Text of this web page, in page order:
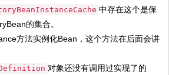
中存在这个是保
的集合。
方法实例化Bean，这个方法在后面会讲
对象还没有调用过实现了的